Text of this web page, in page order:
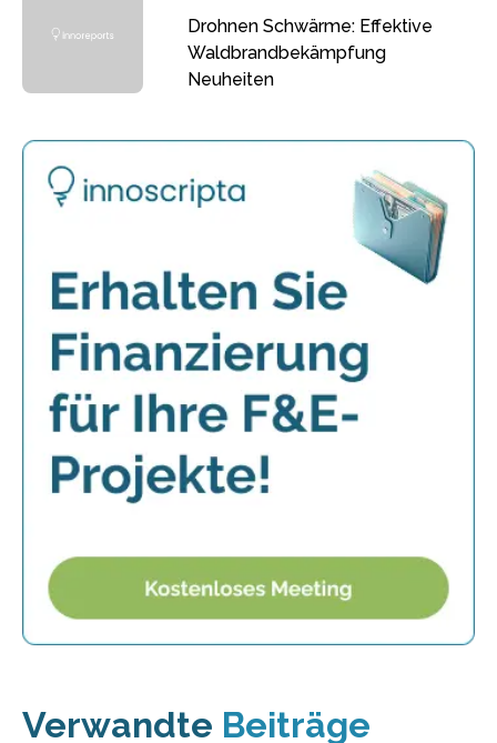
Drohnen Schwärme: Effektive
Waldbrandbekämpfung
Neuheiten
Verwandte Beiträge